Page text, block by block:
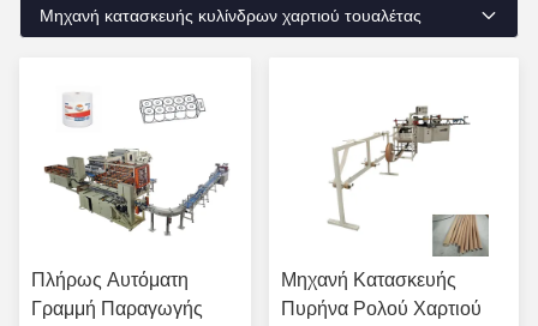
Μηχανή κατασκευής κυλίνδρων χαρτιού τουαλέτας
Πλήρως Αυτόματη
Γραμμή Παραγωγής
Μηχανή Κατασκευής
Πυρήνα Ρολού Χαρτιού